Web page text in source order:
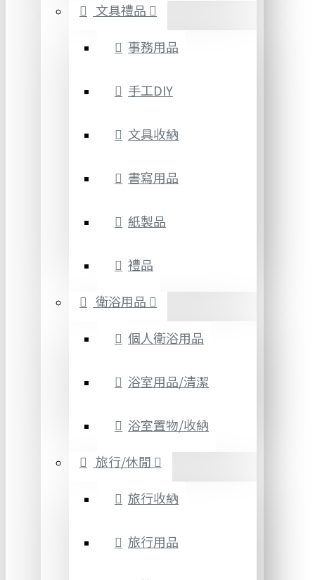
文具禮品
事務用品
手工DIY
文具收納
書寫用品
紙製品
禮品
衛浴用品
個人衛浴用品
浴室用品/清潔
浴室置物/收納
旅行/休閒
旅行收納
旅行用品